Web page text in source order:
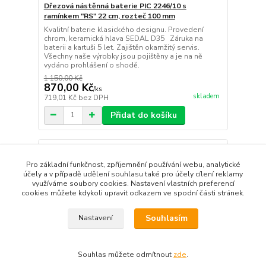
Dřezová nástěnná baterie PIC 2246/10 s
ramínkem "RS" 22 cm, rozteč 100 mm
Kvalitní baterie klasického designu. Provedení
chrom, keramická hlava SEDAL D35 Záruka na
baterii a kartuši 5 let. Zajištěn okamžitý servis.
Všechny naše výrobky jsou pojištěny a je na ně
vydáno prohlášení o shodě.
1 150,00 Kč
870,00 Kč/ks
719,01 Kč bez DPH skladem
Přidat do košíku
Pro základní funkčnost, zpříjemnění používání webu, analytické
účely a v případě udělení souhlasu také pro účely cílení reklamy
využíváme soubory cookies. Nastavení vlastních preferencí
cookies můžete kdykoli upravit odkazem ve spodní části stránek.
Nastavení Souhlasím
Souhlas můžete odmítnout zde.